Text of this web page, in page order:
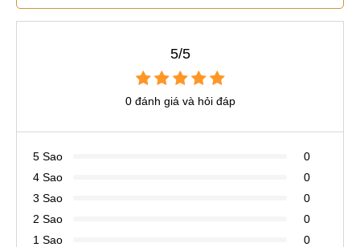
5/5
0 đánh giá và hỏi đáp
5 Sao
0
4 Sao
0
3 Sao
0
2 Sao
0
1 Sao
0